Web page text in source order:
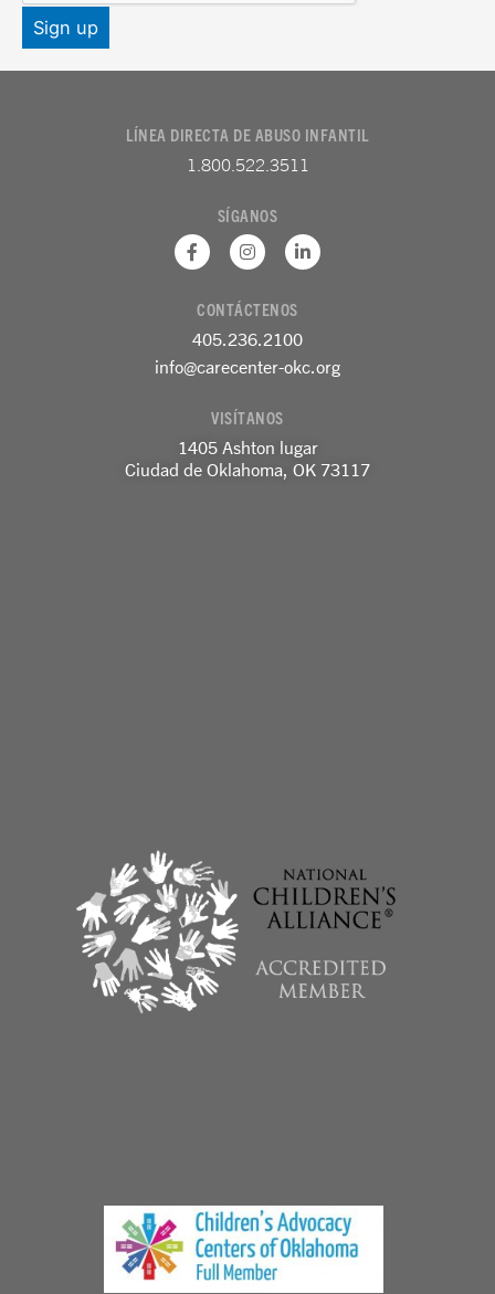
LÍNEA DIRECTA DE ABUSO INFANTIL
1.800.522.3511
SÍGANOS
F
a
b
o
o
k
I
n
a
g
r
a
L
i
d
i
n
CONTÁCTENOS
405.236.2100
info@carecenter-okc.org
VISÍTANOS
1405 Ashton lugar
Ciudad de Oklahoma, OK 73117
© The CARE Center, una organización sin fines de lucro 501(c)(3)